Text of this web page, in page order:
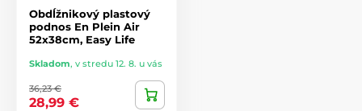
Obdĺžnikový plastový
podnos En Plein Air
52x38cm, Easy Life
Skladom, v stredu 12. 8. u vás
36,23 €
28,99 €